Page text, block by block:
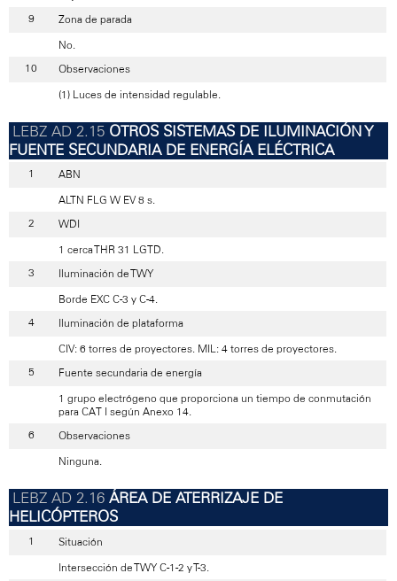
Zona de parada
No.
Observaciones
(1) Luces de intensidad regulable.
OTROS SISTEMAS DE ILUMINACIÓN Y
FUENTE SECUNDARIA DE ENERGÍA ELÉCTRICA
ABN
ALTN FLG W EV 8 s.
WDI
1 cerca THR 31 LGTD.
Iluminación de TWY
Borde EXC C-3 y C-4.
Iluminación de plataforma
CIV: 6 torres de proyectores. MIL: 4 torres de proyectores.
Fuente secundaria de energía
1 grupo electrógeno que proporciona un tiempo de conmutación
para CAT I según Anexo 14.
Observaciones
Ninguna.
ÁREA DE ATERRIZAJE DE
HELICÓPTEROS
Situación
Intersección de TWY C-1-2 y T-3.